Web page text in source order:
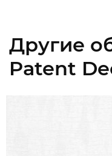
Другие
Patent